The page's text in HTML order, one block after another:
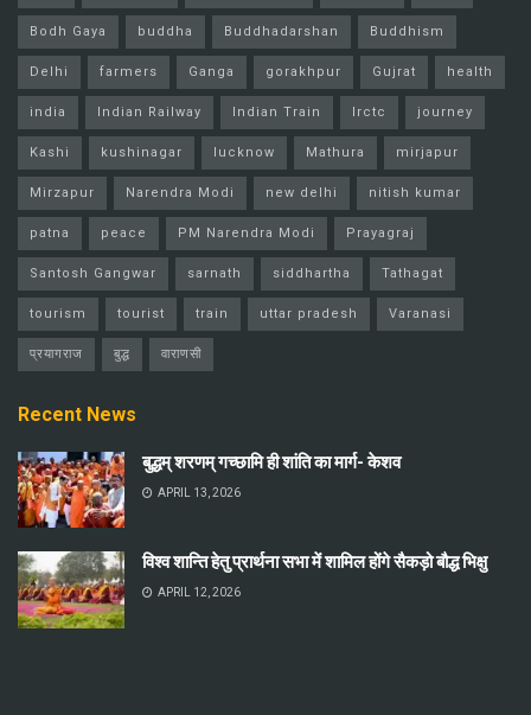
Bodh Gaya buddha Buddhadarshan Buddhism
Delhi farmers Ganga gorakhpur Gujrat health
india Indian Railway Indian Train Irctc journey
Kashi kushinagar lucknow Mathura mirjapur
Mirzapur Narendra Modi new delhi nitish kumar
patna peace PM Narendra Modi Prayagraj
Santosh Gangwar sarnath siddhartha Tathagat
tourism tourist train uttar pradesh Varanasi
प्रयागराज बुद्ध वाराणसी
Recent News
बुद्धम् शरणम् गच्छामि ही शांति का मार्ग- केशव
APRIL 13, 2026
विश्व शान्ति हेतु प्रार्थना सभा में शामिल होंगे सैकड़ो बौद्ध भिक्षु
APRIL 12, 2026